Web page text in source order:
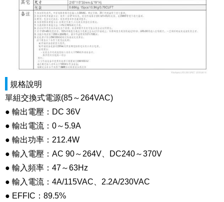
規格說明
單組交換式電源(85～264VAC)
● 輸出電壓：DC 36V
● 輸出電流：0～5.9A
● 輸出功率：212.4W
● 輸入電壓：AC 90～264V、DC240～370V
● 輸入頻率：47～63Hz
● 輸入電流：4A/115VAC、2.2A/230VAC
● EFFIC：89.5%